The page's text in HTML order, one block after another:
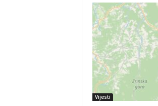
Vijesti